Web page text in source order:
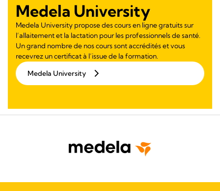
Medela University
Medela University propose des cours en ligne gratuits sur
l’allaitement et la lactation pour les professionnels de santé.
Un grand nombre de nos cours sont accrédités et vous
recevrez un certificat à l’issue de la formation.
Medela University